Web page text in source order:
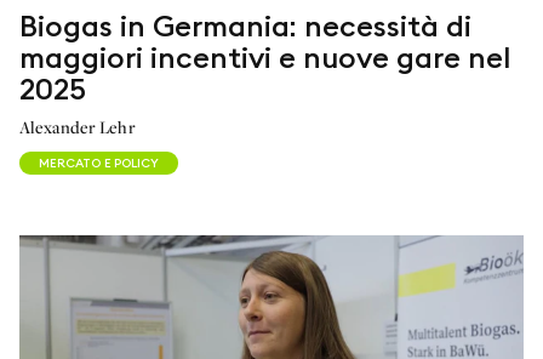
Biogas in Germania: necessità di
maggiori incentivi e nuove gare nel
2025
Alexander Lehr
MERCATO E POLICY